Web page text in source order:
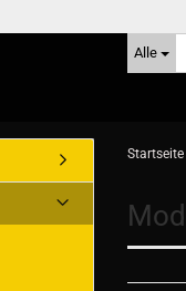
Alle
Startseite